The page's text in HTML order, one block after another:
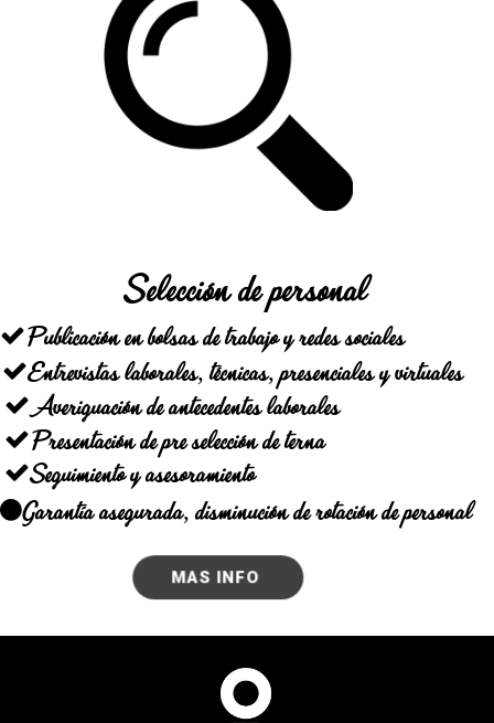
Selección de personal
Publicación en bolsas de trabajo y redes sociales
Entrevistas laborales, técnicas, presenciales y virtuales
Averiguación de antecedentes laborales
Presentación de pre selección de terna
Seguimiento y asesoramiento
Garantía asegurada, disminución de rotación de personal
MAS INFO